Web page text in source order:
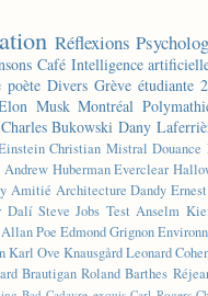
Réflexions
Café Intelligence
poète Divers Grève étudiante
Musk Montréal
Charles Bukowski Dany
Christian Mistral Douance
Andrew Huberman Everclear
Amitié Architecture Dandy
Dalí Steve Jobs Test Anselm
Poe Edmond Grignon
Karl Ove KnausgårdLeonard
Brautigan Roland Barthes